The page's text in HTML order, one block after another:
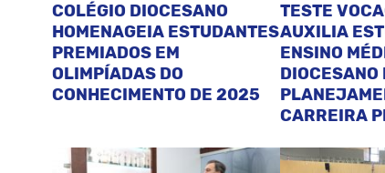
COLÉGIO DIOCESANO
HOMENAGEIA ESTUDANTES
PREMIADOS EM
OLIMPÍADAS DO
CONHECIMENTO DE 2025
TESTE
AUXILIA
ENSINO
DIOCESANO
CARREIRA